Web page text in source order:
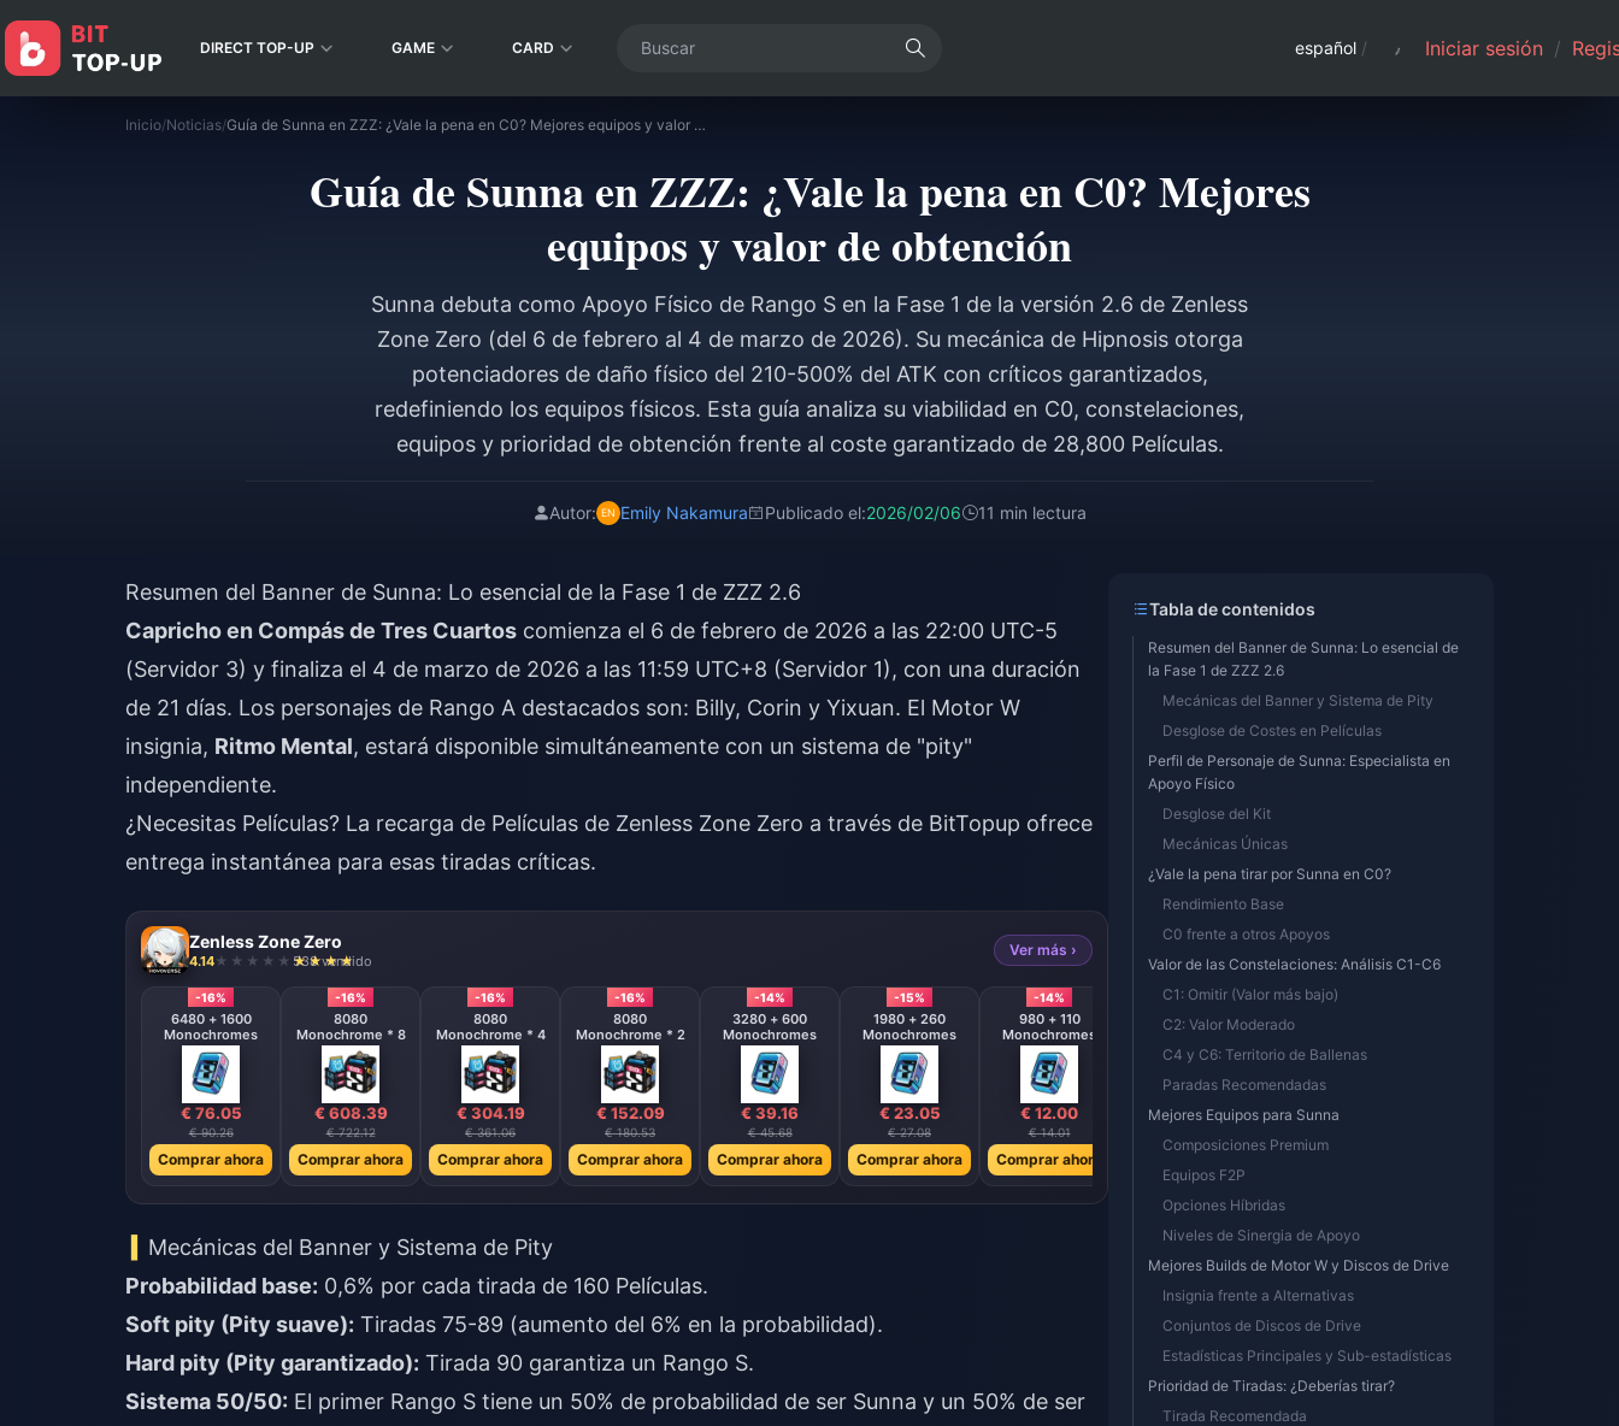
DIRECT TOP-UP GAME CARD español / Iniciar sesión /
Inicio/Noticias/ Guía de Sunna en ZZZ: ¿Vale la pena en C0? Mejores equipos y valor de obtención
Guía de Sunna en ZZZ: ¿Vale la pena en C0? Mejores
equipos y valor de obtención
Sunna debuta como Apoyo Físico de Rango S en la Fase 1 de la versión 2.6 de Zenless
Zone Zero (del 6 de febrero al 4 de marzo de 2026). Su mecánica de Hipnosis otorga
potenciadores de daño físico del 210-500% del ATK con críticos garantizados,
redefiniendo los equipos físicos. Esta guía analiza su viabilidad en C0, constelaciones,
equipos y prioridad de obtención frente al coste garantizado de 28,800 Películas.
Autor: Emily Nakamura Publicado el:2026/02/06 11 min lectura
Resumen del Banner de Sunna: Lo esencial de la Fase 1 de ZZZ 2.6
Capricho en Compás de Tres Cuartos comienza el 6 de febrero de 2026 a las 22:00 UTC-5
(Servidor 3) y finaliza el 4 de marzo de 2026 a las 11:59 UTC+8 (Servidor 1), con una duración
de 21 días. Los personajes de Rango A destacados son: Billy, Corin y Yixuan. El Motor W
insignia, Ritmo Mental, estará disponible simultáneamente con un sistema de "pity"
independiente.
¿Necesitas Películas? La recarga de Películas de Zenless Zone Zero a través de BitTopup ofrece
entrega instantánea para esas tiradas críticas.
Zenless Zone Zero
4.14 538 vendido
Ver más ›
-16%
6480 + 1600
Monochromes
€ 76.05
€ 90.26
Comprar ahora
-16%
8080
Monochrome * 8
€ 608.39
€ 722.12
Comprar ahora
-16%
8080
Monochrome * 4
€ 304.19
€ 361.06
Comprar ahora
-16%
8080
Monochrome * 2
€ 152.09
€ 180.53
Comprar ahora
-14%
3280 + 600
Monochromes
€ 39.16
€ 45.68
Comprar ahora
-15%
1980 + 260
Monochromes
€ 23.05
€ 27.08
Comprar ahora
-14%
980 + 110
Monochromes
€ 12.00
€ 14.01
Comprar ahora
-14%
300 + 30
Monochromes
€ 3.87
Comprar ahora
-15%
60 Monochromes
€ 0.90
Mecánicas del Banner y Sistema de Pity
Probabilidad base: 0,6% por cada tirada de 160 Películas.
Soft pity (Pity suave): Tiradas 75-89 (aumento del 6% en la probabilidad).
Hard pity (Pity garantizado): Tirada 90 garantiza un Rango S.
Sistema 50/50: El primer Rango S tiene un 50% de probabilidad de ser Sunna y un 50% de ser
Tabla de contenidos
Resumen del Banner de Sunna: Lo esencial de
la Fase 1 de ZZZ 2.6
Mecánicas del Banner y Sistema de Pity
Desglose de Costes en Películas
Perfil de Personaje de Sunna: Especialista en
Apoyo Físico
Desglose del Kit
Mecánicas Únicas
¿Vale la pena tirar por Sunna en C0?
Rendimiento Base
C0 frente a otros Apoyos
Valor de las Constelaciones: Análisis C1-C6
C1: Omitir (Valor más bajo)
C2: Valor Moderado
C4 y C6: Territorio de Ballenas
Paradas Recomendadas
Mejores Equipos para Sunna
Composiciones Premium
Equipos F2P
Opciones Híbridas
Niveles de Sinergia de Apoyo
Mejores Builds de Motor W y Discos de Drive
Insignia frente a Alternativas
Conjuntos de Discos de Drive
Estadísticas Principales y Sub-estadísticas
Prioridad de Tiradas: ¿Deberías tirar?
Tirada Recomendada